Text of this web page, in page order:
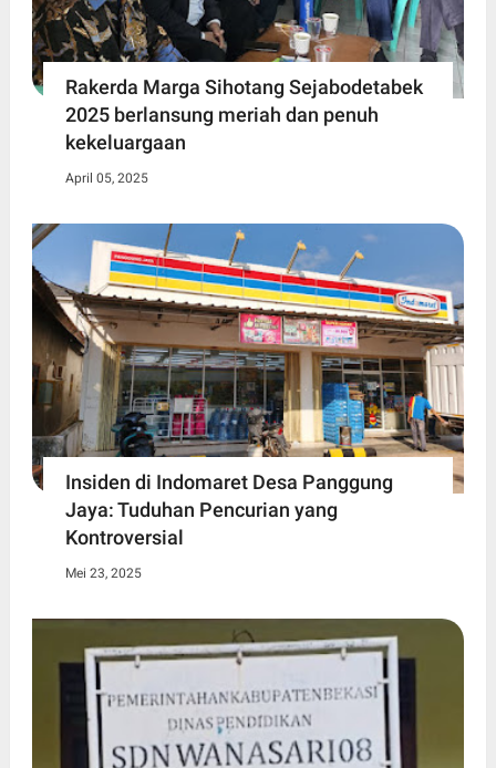
Rakerda Marga Sihotang Sejabodetabek
2025 berlansung meriah dan penuh
kekeluargaan
April 05, 2025
Insiden di Indomaret Desa Panggung
Jaya: Tuduhan Pencurian yang
Kontroversial
Mei 23, 2025